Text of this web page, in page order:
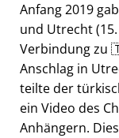
Anfang 2019
und Utrecht
Verbindung zu
Anschlag in
teilte der
ein Video des
Anhängern.